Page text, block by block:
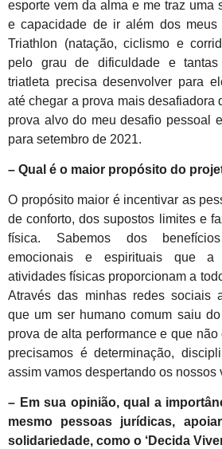
esporte vem da alma e me traz uma
e capacidade de ir além dos meus
Triathlon (natação, ciclismo e
pelo grau de dificuldade e
triatleta precisa desenvolver para
até chegar a prova mais desafiadora
prova alvo do meu desafio pessoal
para setembro de 2021.
– Qual é o maior propósito do
O propósito maior é incentivar as
de conforto, dos supostos limites e
física. Sabemos dos
emocionais e espirituais que a
atividades físicas proporcionam a
Através das minhas redes sociais
que um ser humano comum saiu do
prova de alta performance e que
precisamos é determinação,
assim vamos despertando os nossos
– Em sua opinião, qual a
mesmo pessoas jurídicas,
solidariedade, como o ‘Decida